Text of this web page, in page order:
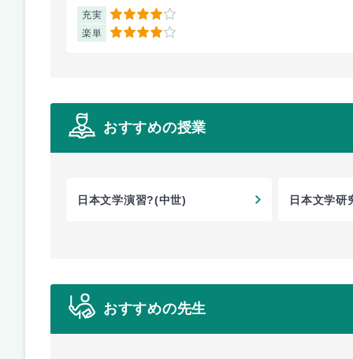
充実 4
楽単 4
おすすめの授業
日本文学演習?(中世) 日本文学研
おすすめの先生